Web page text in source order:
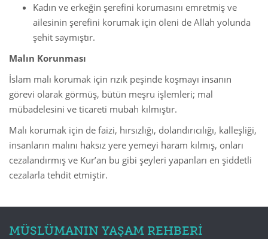
Kadın ve erkeğin şerefini korumasını emretmiş ve
ailesinin şerefini korumak için öleni de Allah yolunda
şehit saymıştır.
Malın Korunması
İslam malı korumak için rızık peşinde koşmayı insanın
görevi olarak görmüş, bütün meşru işlemleri; mal
mübadelesini ve ticareti mubah kılmıştır.
Malı korumak için de faizi, hırsızlığı, dolandırıcılığı, kalleşliği,
insanların malını haksız yere yemeyi haram kılmış, onları
cezalandırmış ve Kur’an bu gibi şeyleri yapanları en şiddetli
cezalarla tehdit etmiştir.
MÜSLÜMANIN YAŞAM REHBERİ